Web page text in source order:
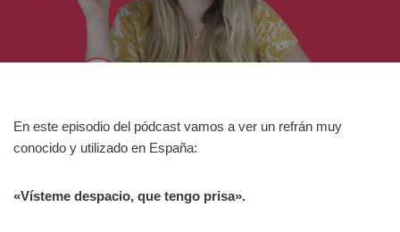
En este episodio del pódcast vamos a ver un refrán muy
conocido y utilizado en España:
«Vísteme despacio, que tengo prisa».